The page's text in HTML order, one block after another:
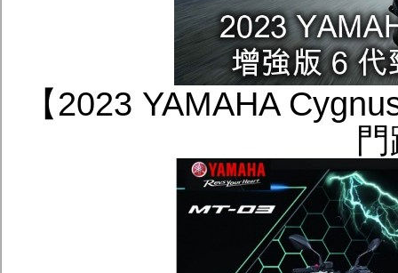
【2023 YAMAHA